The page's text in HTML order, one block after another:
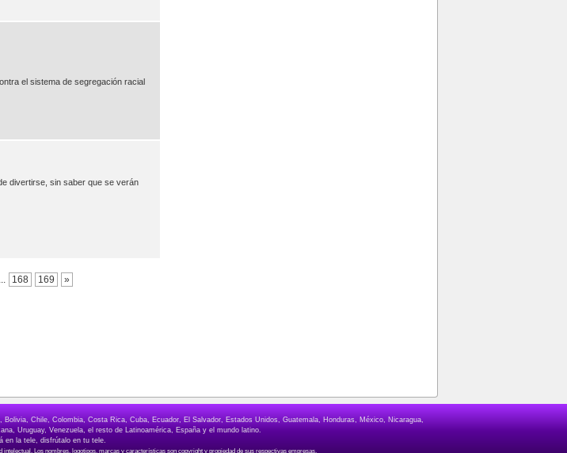
el sistema de segregación racial
divertirse, sin saber que se verán
... 168 169 »
Chile, Colombia, Costa Rica, Cuba, Ecuador, El Salvador, Estados Unidos, Guatemala, Honduras, México, Nicaragua,
Uruguay, Venezuela, el resto de Latinoamérica, España y el mundo latino.
en la tele, disfrútalo en tu tele.